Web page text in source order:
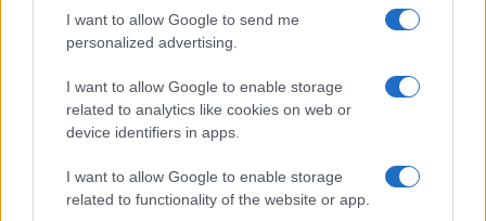
I want to allow Google to send me
personalized advertising.
I want to allow Google to enable storage
related to analytics like cookies on web or
device identifiers in apps.
I want to allow Google to enable storage
related to functionality of the website or app.
Paolo Pinna
Martina Agostina Diturco
I nostri cari